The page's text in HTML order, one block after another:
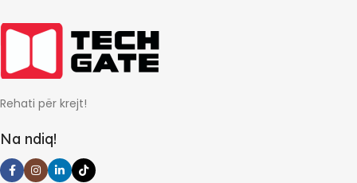
12
Rehati për krejt!
Na ndiq!